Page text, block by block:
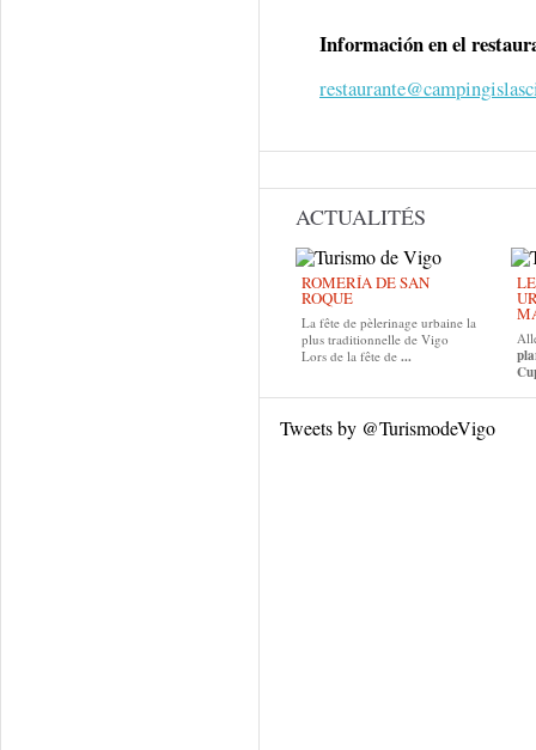
Información en el
ACTUALITÉS
ROMERÍA DE SAN
ROQUE
La fête de pèlerinage urbaine la
plus traditionnelle de Vigo
Lors de la fête de ...
Tweets by @TurismodeVigo